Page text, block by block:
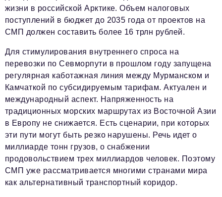
жизни в российской Арктике. Объем налоговых
поступлений в бюджет до 2035 года от проектов на
СМП должен составить более 16 трлн рублей.
Для стимулирования внутреннего спроса на
перевозки по Севморпути в прошлом году запущена
регулярная каботажная линия между Мурманском и
Камчаткой по субсидируемым тарифам. Актуален и
международный аспект. Напряженность на
традиционных морских маршрутах из Восточной Азии
в Европу не снижается. Есть сценарии, при которых
эти пути могут быть резко нарушены. Речь идет о
миллиарде тонн грузов, о снабжении
продовольствием трех миллиардов человек. Поэтому
СМП уже рассматривается многими странами мира
как альтернативный транспортный коридор.